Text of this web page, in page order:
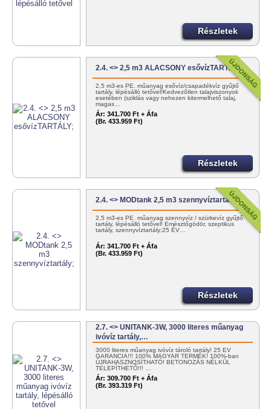
Részletek
2.4. <> 2,5 m3 ALACSONY esővízTARTÁLY;
2,5 m3-es PE. műanyag esővíz/csapadékvíz gyűjtő
tartály, lépésálló tetővel!Kedvezőtlen talajviszonyok
esetében (sziklás vagy nehezen kitermelhető talaj,
magas…
Ár: 341.700 Ft + Áfa
(Br. 433.959 Ft)
Részletek
2.4. <> MODtank 2,5 m3 szennyvíztartály;
2,5 m3-es PE. műanyag szennyvíz / szürkevíz gyűjtő
tartály, lépésálló tetővel! Emésztőgödör, szeptikus
tartály, szennyvíztartály;25 ÉV…
Ár: 341.700 Ft + Áfa
(Br. 433.959 Ft)
Részletek
2.7. <> UNITANK-3W, 3000 literes műanyag
ivóvíz tartály,…
3000 literes műanyag ivóvíz tároló tartály! 25 ÉV
GARANCIA!!! 100% MAGYAR TERMÉK! 100%-ban
ÚJRAHASZNOSÍTHATÓ! BETONOZÁS NÉLKÜL
TELEPÍTHETŐ!!! …
Ár: 309.700 Ft + Áfa
(Br. 393.319 Ft)